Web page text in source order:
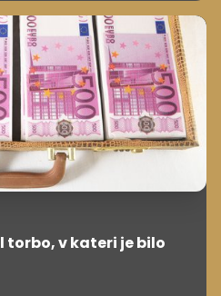
torbo, v kateri je bilo